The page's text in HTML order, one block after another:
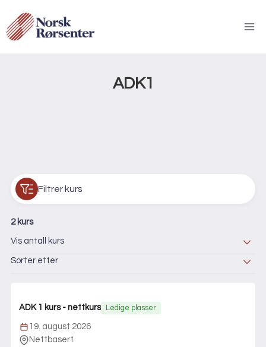
content
Tilbake til
ADK1
Filtrer kurs
2 kurs
Vis antall kurs
Sorter etter
ADK 1 kurs - nettkurs Ledige plasser
19. august 2026
Nettbasert